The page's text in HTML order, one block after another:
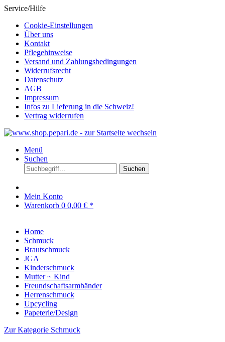
Service/Hilfe
Cookie-Einstellungen
Über uns
Kontakt
Pflegehinweise
Versand und Zahlungsbedingungen
Widerrufsrecht
Datenschutz
AGB
Impressum
Infos zu Lieferung in die Schweiz!
Vertrag widerrufen
Menü
Suchen
Suchen
Mein Konto
Warenkorb 0 0,00 € *
Home
Schmuck
Brautschmuck
JGA
Kinderschmuck
Mutter ~ Kind
Freundschaftsarmbänder
Herrenschmuck
Upcycling
Papeterie/Design
Zur Kategorie Schmuck